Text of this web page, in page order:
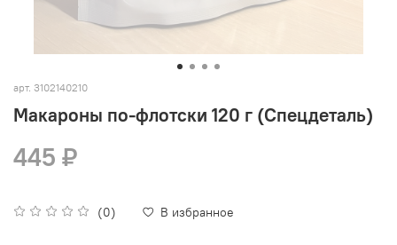
арт. 3102140210
Макароны по-флотски 120 г (Спецдеталь)
(0) В избранное
445 ₽